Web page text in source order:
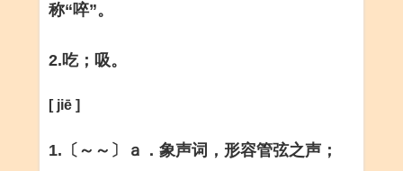
称“啐”。
2.吃；吸。
[ jiē ]
1.〔～～〕ａ．象声词，形容管弦之声；